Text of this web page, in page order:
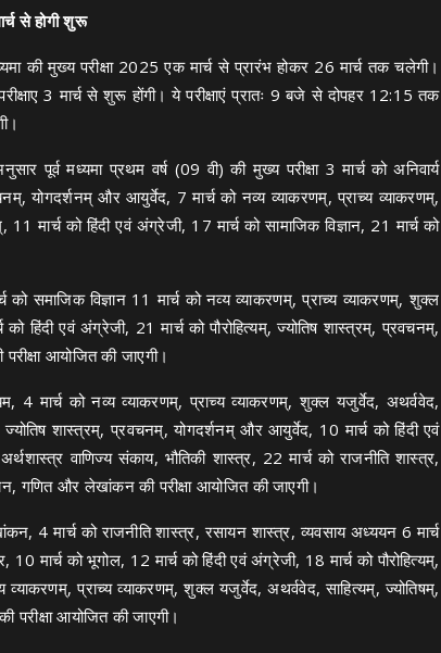
से होगी शुरू
की मुख्य परीक्षा 2025 एक मार्च से प्रारंभ होकर 26 मार्च तक चलेगी।
3 मार्च से शुरू होंगी। ये परीक्षाएं प्रातः 9 बजे से दोपहर 12:15 तक
पूर्व मध्यमा प्रथम वर्ष (09 वी) की मुख्य परीक्षा 3 मार्च को अनिवार्य
योगदर्शनम् और आयुर्वेद, 7 मार्च को नव्य व्याकरणम्, प्राच्य व्याकरणम्,
मार्च को हिंदी एवं अंग्रेजी, 17 मार्च को सामाजिक विज्ञान, 21 मार्च को
को समाजिक विज्ञान 11 मार्च को नव्य व्याकरणम्, प्राच्य व्याकरणम्, शुक्ल
हिंदी एवं अंग्रेजी, 21 मार्च को पौरोहित्यम्, ज्योतिष शास्त्रम्, प्रवचनम्,
आयोजित की जाएगी।
4 मार्च को नव्य व्याकरणम्, प्राच्य व्याकरणम्, शुक्ल यजुर्वेद, अथर्ववेद,
ज्योतिष शास्त्रम्, प्रवचनम्, योगदर्शनम् और आयुर्वेद, 10 मार्च को हिंदी एवं
वाणिज्य संकाय, भौतिकी शास्त्र, 22 मार्च को राजनीति शास्त्र,
गणित और लेखांकन की परीक्षा आयोजित की जाएगी।
4 मार्च को राजनीति शास्त्र, रसायन शास्त्र, व्यवसाय अध्ययन 6 मार्च
मार्च को भूगोल, 12 मार्च को हिंदी एवं अंग्रेजी, 18 मार्च को पौरोहित्यम्,
प्राच्य व्याकरणम्, शुक्ल यजुर्वेद, अथर्ववेद, साहित्यम्, ज्योतिषम्,
परीक्षा आयोजित की जाएगी।